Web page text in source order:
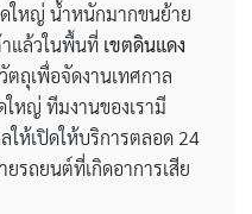
ดใหญ่ น้ำหนักมากขนย้าย
าแล้วในพื้นที่ เขตดินแดง
ตถุเพื่อจัดงานเทศกาล
ใหญ่ ทีมงานของเรามี
ให้เปิดให้บริการตลอด 24
ยรถยนต์ที่เกิดอาการเสีย